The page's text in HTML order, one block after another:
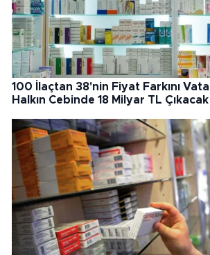
100 İlaçtan 38'nin Fiyat Farkını
Halkın Cebinde 18 Milyar TL Çıkacak